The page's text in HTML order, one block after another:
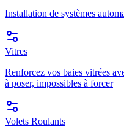
Installation de systèmes
Vitres
Renforcez vos baies vitrées
à poser, impossibles à forcer
Volets Roulants